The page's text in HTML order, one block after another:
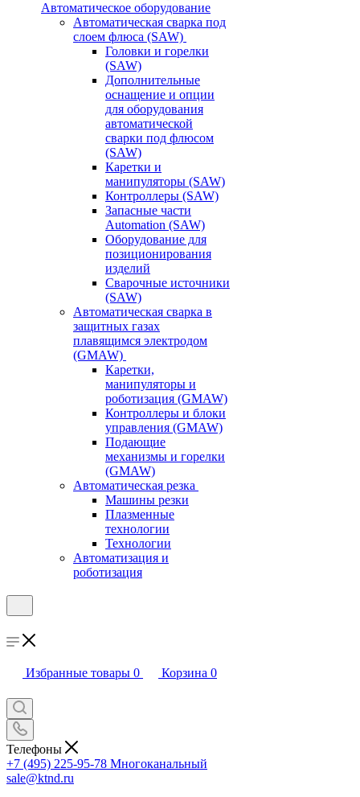
Автоматическое оборудование
Автоматическая сварка под
слоем флюса (SAW)
Головки и горелки
(SAW)
Дополнительные
оснащение и опции
для оборудования
автоматической
сварки под флюсом
(SAW)
Каретки и
манипуляторы (SAW)
Контроллеры (SAW)
Запасные части
Automation (SAW)
Оборудование для
позиционирования
изделий
Сварочные источники
(SAW)
Автоматическая сварка в
защитных газах
плавящимся электродом
(GMAW)
Каретки,
манипуляторы и
роботизация (GMAW)
Контроллеры и блоки
управления (GMAW)
Подающие
механизмы и горелки
(GMAW)
Автоматическая резка
Машины резки
Плазменные
технологии
Технологии
Автоматизация и
роботизация
Избранные товары 0 Корзина 0
Телефоны
+7 (495) 225-95-78 Многоканальный
sale@ktnd.ru